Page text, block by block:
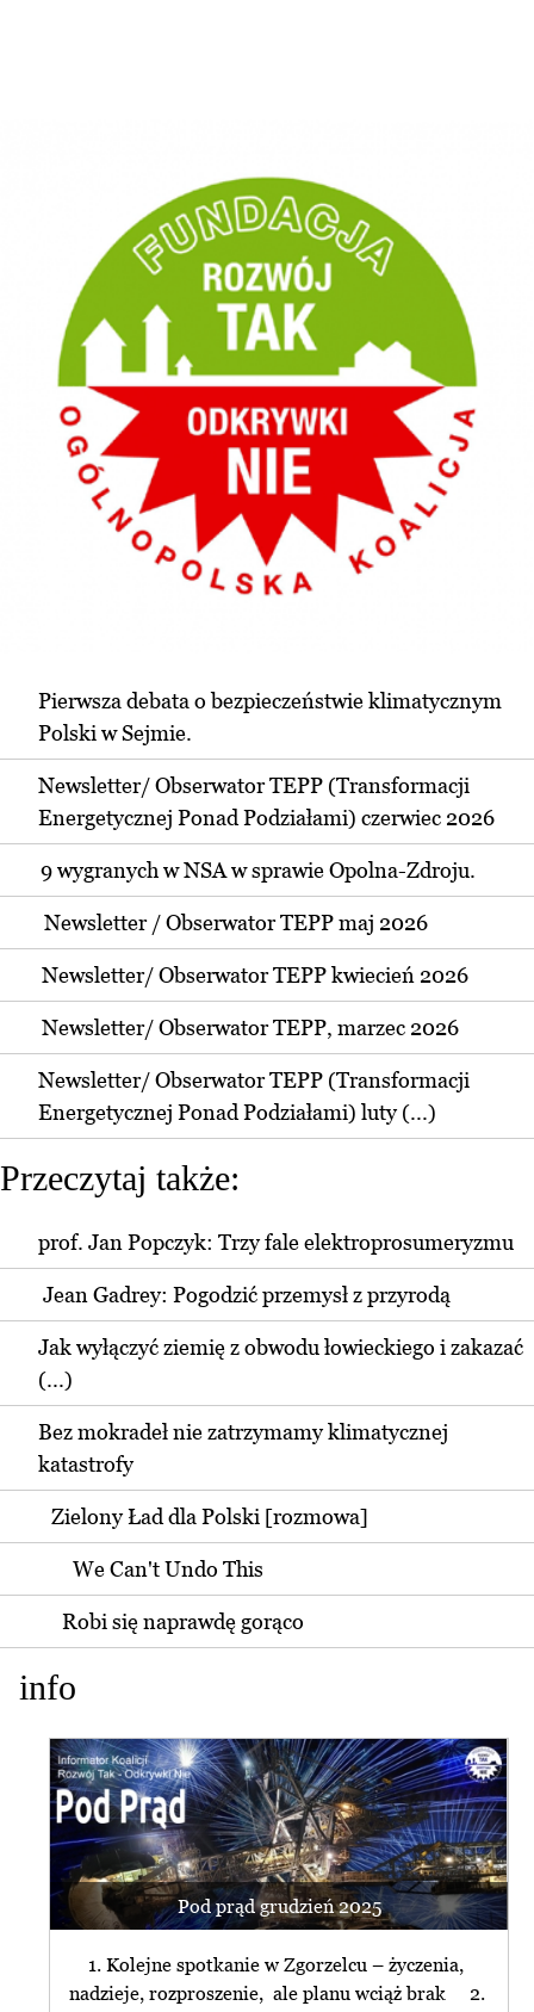
Pierwsza debata o bezpieczeństwie klimatycznym
Polski w Sejmie.
Newsletter/ Obserwator TEPP (Transformacji
Energetycznej Ponad Podziałami) czerwiec 2026
9 wygranych w NSA w sprawie Opolna-Zdroju.
Newsletter / Obserwator TEPP maj 2026
Newsletter/ Obserwator TEPP kwiecień 2026
Newsletter/ Obserwator TEPP, marzec 2026
Newsletter/ Obserwator TEPP (Transformacji
Energetycznej Ponad Podziałami) luty (...)
Przeczytaj także:
prof. Jan Popczyk: Trzy fale elektroprosumeryzmu
Jean Gadrey: Pogodzić przemysł z przyrodą
Jak wyłączyć ziemię z obwodu łowieckiego i zakazać
(...)
Bez mokradeł nie zatrzymamy klimatycznej
katastrofy
Zielony Ład dla Polski [rozmowa]
We Can't Undo This
Robi się naprawdę gorąco
info
Pod prąd grudzień 2025
1. Kolejne spotkanie w Zgorzelcu – życzenia,
nadzieje, rozproszenie, ale planu wciąż brak 2.